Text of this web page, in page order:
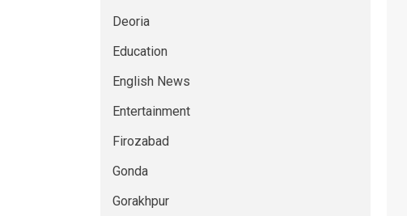
Deoria
Education
English News
Entertainment
Firozabad
Gonda
Gorakhpur